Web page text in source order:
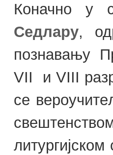
Коначно у
Седлару,
познавању
VII и VIII
се